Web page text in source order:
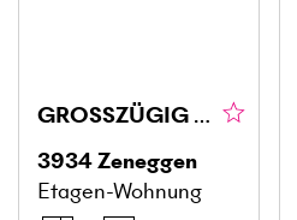
GROSSZÜGIG MIT BERGBLICK
3934Zeneggen
Etagen-Wohnung